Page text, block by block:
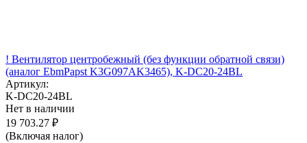
! Вентилятор центробежный (без функции обратной связи)
(аналог EbmPapst K3G097AK3465), K-DC20-24BL
Артикул:
K-DC20-24BL
Нет в наличии
19 703.27 ₽
(Включая налог)